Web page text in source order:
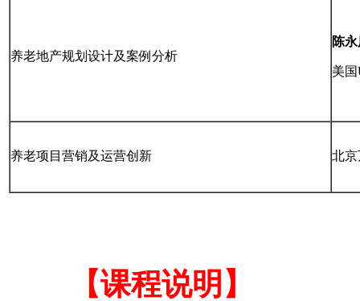
养老地产规划设计及案例分析
陈
美
养老项目营销及运营创新 北
【课程说明】